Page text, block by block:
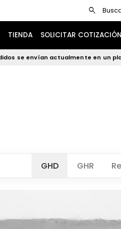
search
TIENDA SOLICITAR COTIZACIÓN
se envían actualmente en un
GHD GHR